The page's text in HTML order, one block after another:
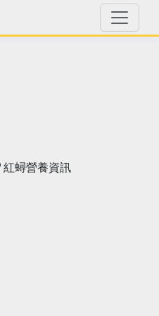
紅蟳營養資訊